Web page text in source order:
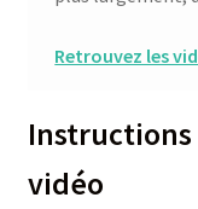
Retrouvez les
vidéo